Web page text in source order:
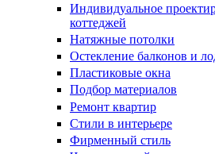
Индивидуальное
коттеджей
Натяжные потолки
Остекление балконов и
Пластиковые окна
Подбор материалов
Ремонт квартир
Стили в интерьере
Фирменный стиль